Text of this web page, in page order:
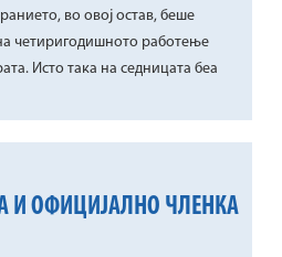
во овој остав, беше
четиригодишното работење
Исто така на седницата беа
И ОФИЦИЈАЛНО ЧЛЕНКА